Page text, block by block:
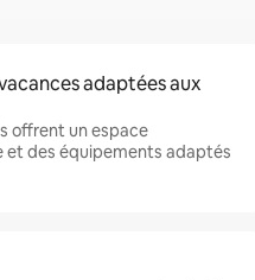
adaptées aux
offrent un espace
et des équipements adaptés